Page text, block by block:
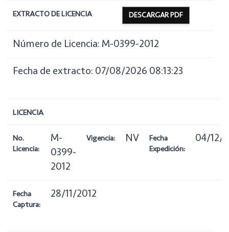
EXTRACTO DE LICENCIA DESCARGAR PDF
Número de Licencia: M-0399-2012
Fecha de extracto: 07/08/2026 08:13:23
LICENCIA
No.
Licencia:
M-
0399-
2012
Vigencia: NV
Fecha
Expedición:
04/12/
Fecha
Captura:
28/11/2012